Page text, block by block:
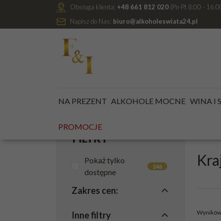
Obsługa klienta: +48 661 812 020 (Pn-Pt 8:00 -
Napisz do Nas: biuro@alkoholeswiata24.pl
NA PREZENT ALKOHOLE MOCNE WINA I
PROMOCJE
FILTRY
Pokaż tylko
dostępne
246
Zakres cen:
Inne filtry